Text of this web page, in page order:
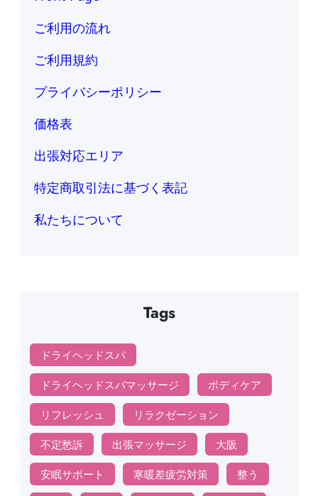
ご利用の流れ
ご利用規約
プライバシーポリシー
価格表
出張対応エリア
特定商取引法に基づく表記
私たちについて
Tags
ドライヘッドスパ
ドライヘッドスパマッサージ ボディケア
リフレッシュ リラクゼーション
不定愁訴 出張マッサージ 大阪
安眠サポート 寒暖差疲労対策 整う